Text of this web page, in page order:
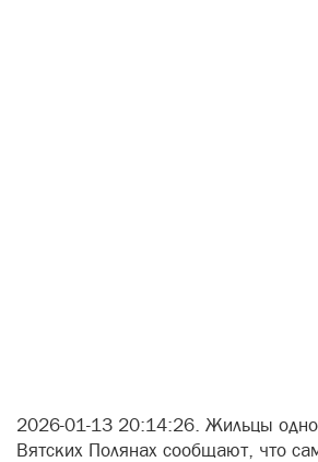
2026-01-13 20:14:26. Жильцы
Вятских Полянах сообщают, что